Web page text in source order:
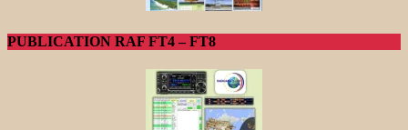
PUBLICATION RAF FT4 – FT8